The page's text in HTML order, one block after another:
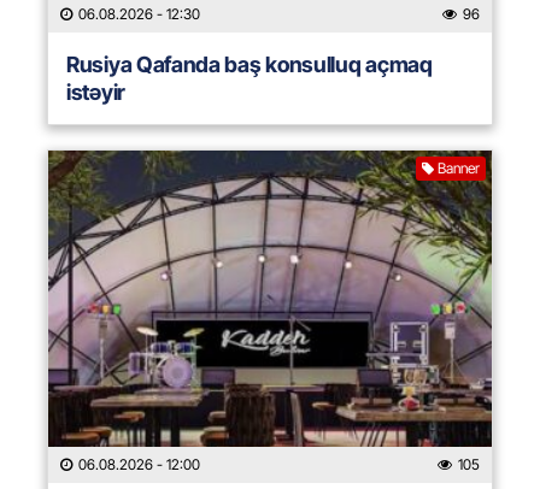
06.08.2026 - 12:30 96
Rusiya Qafanda baş konsulluq açmaq
istəyir
Banner
06.08.2026 - 12:00 105